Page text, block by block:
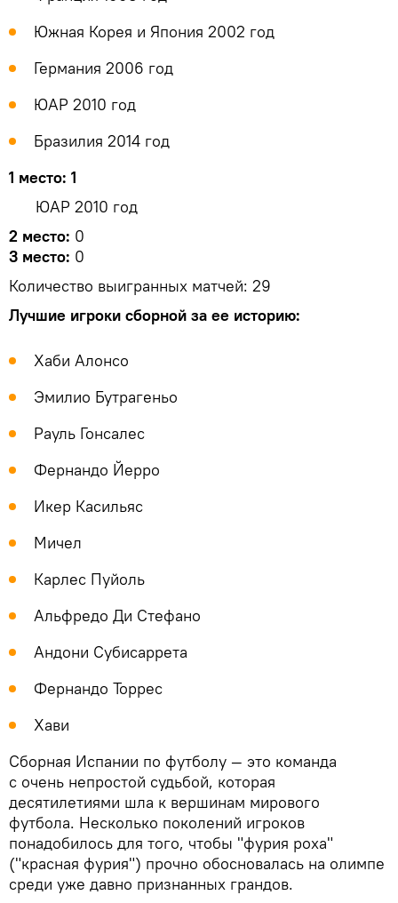
Южная Корея и Япония 2002 год
Германия 2006 год
ЮАР 2010 год
Бразилия 2014 год
1 место: 1
ЮАР 2010 год
2 место: 0
3 место: 0
Количество выигранных матчей: 29
Лучшие игроки сборной за ее историю:
Хаби Алонсо
Эмилио Бутрагеньо
Рауль Гонсалес
Фернандо Йерро
Икер Касильяс
Мичел
Карлес Пуйоль
Альфредо Ди Стефано
Андони Субисаррета
Фернандо Торрес
Хави
Сборная Испании по футболу — это команда
с очень непростой судьбой, которая
десятилетиями шла к вершинам мирового
футбола. Несколько поколений игроков
понадобилось для того, чтобы "фурия роха"
("красная фурия") прочно обосновалась на олимпе
среди уже давно признанных грандов.